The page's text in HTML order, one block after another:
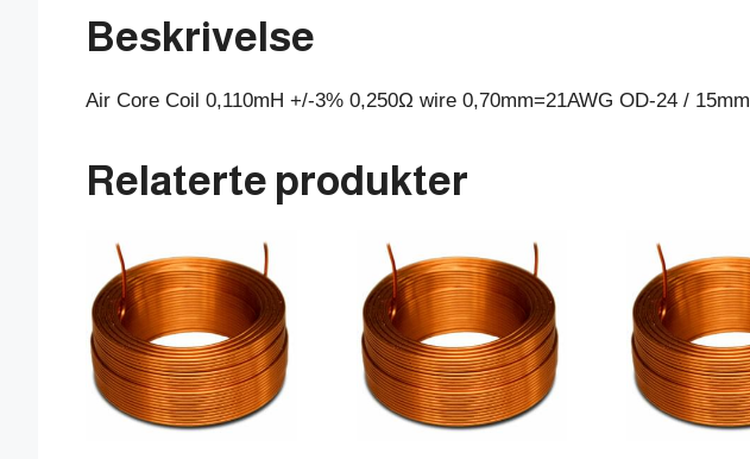
antall
Beskrivelse
Air Core Coil 0,110mH +/-3% 0,250Ω wire 0,70mm=21AWG OD-24 / 15mm
Relaterte produkter